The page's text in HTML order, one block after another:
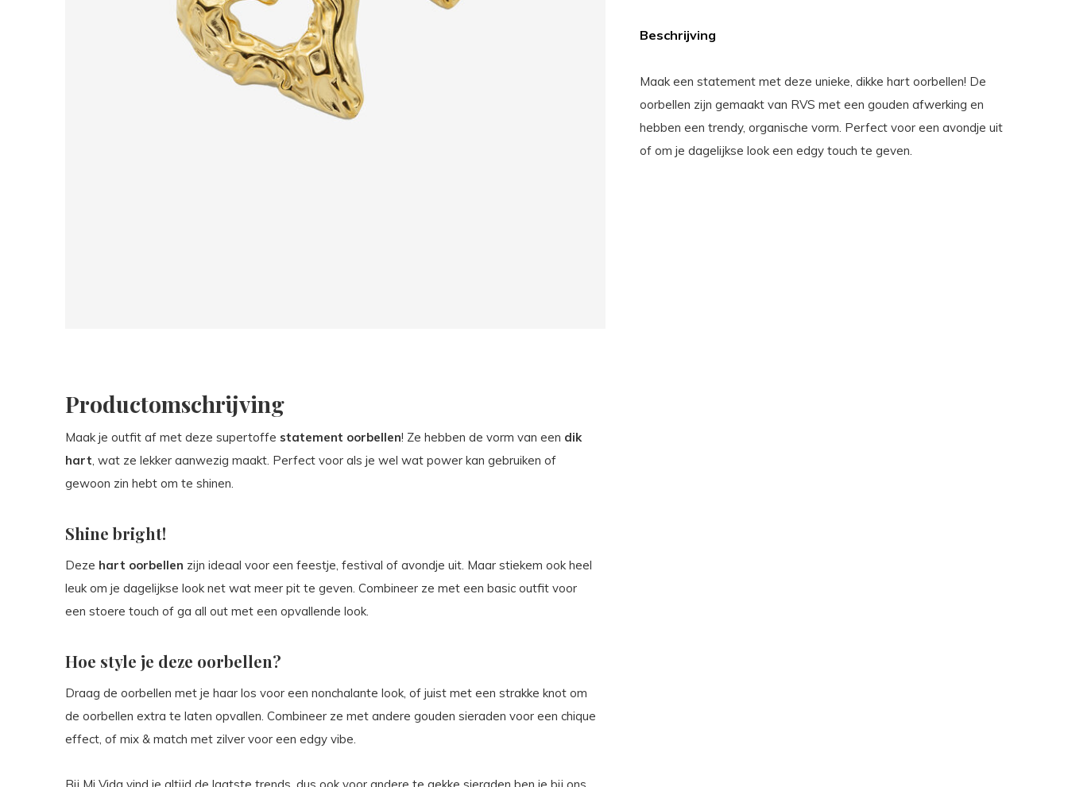
Beschrijving
Maak een statement met deze unieke, dikke hart oorbellen! De
oorbellen zijn gemaakt van RVS met een gouden afwerking en
hebben een trendy, organische vorm. Perfect voor een avondje uit
of om je dagelijkse look een edgy touch te geven.
Productomschrijving
Maak je outfit af met deze supertoffe statement oorbellen! Ze hebben de vorm van een dik
hart, wat ze lekker aanwezig maakt. Perfect voor als je wel wat power kan gebruiken of
gewoon zin hebt om te shinen.
Shine bright!
Deze hart oorbellen zijn ideaal voor een feestje, festival of avondje uit. Maar stiekem ook heel
leuk om je dagelijkse look net wat meer pit te geven. Combineer ze met een basic outfit voor
een stoere touch of ga all out met een opvallende look.
Hoe style je deze oorbellen?
Draag de oorbellen met je haar los voor een nonchalante look, of juist met een strakke knot om
de oorbellen extra te laten opvallen. Combineer ze met andere gouden sieraden voor een chique
effect, of mix & match met zilver voor een edgy vibe.